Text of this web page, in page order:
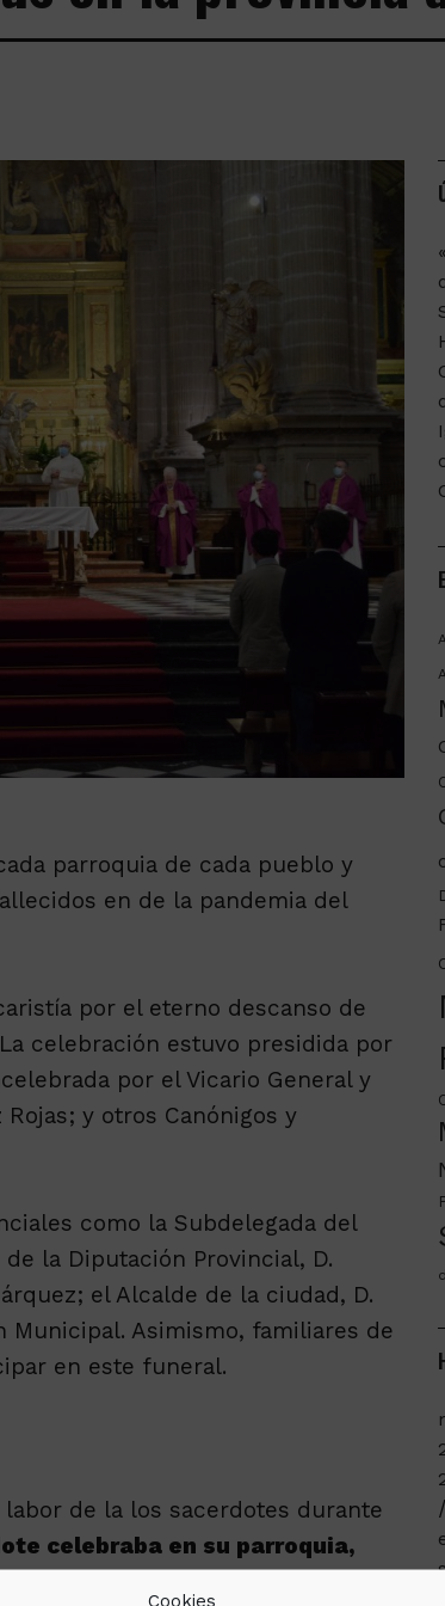
Cookies
parroquia de cada pueblo y
en de la pandemia del
por el eterno descanso de
celebración estuvo presidida por
por el Vicario General y
y otros Canónigos y
como la Subdelegada del
la Diputación Provincial, D.
el Alcalde de la ciudad, D.
Asimismo, familiares de
en este funeral.
de la los sacerdotes durante
celebraba en su parroquia,
la lucidez de los que tenían